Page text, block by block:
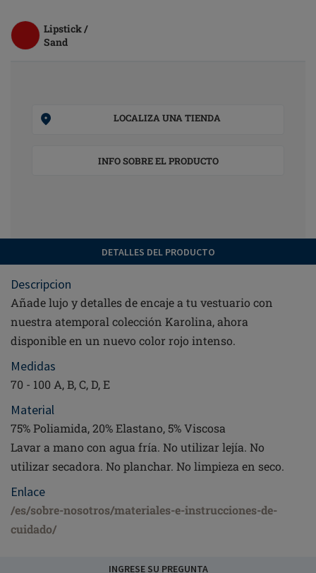
Lipstick /
Sand
LOCALIZA UNA TIENDA
INFO SOBRE EL PRODUCTO
DETALLES DEL PRODUCTO
Descripcion
Añade lujo y detalles de encaje a tu vestuario con
nuestra atemporal colección Karolina, ahora
disponible en un nuevo color rojo intenso.
Medidas
70 - 100 A, B, C, D, E
Material
75% Poliamida, 20% Elastano, 5% Viscosa
Lavar a mano con agua fría. No utilizar lejía. No
utilizar secadora. No planchar. No limpieza en seco.
Enlace
/es/sobre-nosotros/materiales-e-instrucciones-de-
cuidado/
INGRESE SU PREGUNTA